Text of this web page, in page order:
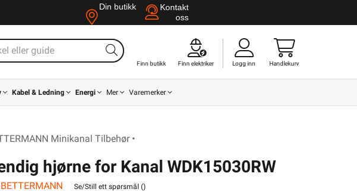
Din butikk
Kontakt
oss
Finn butikk Finn elektriker Logg inn Handlekurv
Kabel & Ledning Energi Mer Varemerker
Minikanal Tilbehør •
hjørne for Kanal WDK15030RW
Se/Still ett spørsmål ()